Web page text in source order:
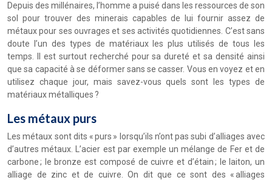
Depuis des millénaires, l’homme a puisé dans les ressources de son
sol pour trouver des minerais capables de lui fournir assez de
métaux pour ses ouvrages et ses activités quotidiennes. C’est sans
doute l’un des types de matériaux les plus utilisés de tous les
temps. Il est surtout recherché pour sa dureté et sa densité ainsi
que sa capacité à se déformer sans se casser. Vous en voyez et en
utilisez chaque jour, mais savez-vous quels sont les types de
matériaux métalliques ?
Les métaux purs
Les métaux sont dits « purs » lorsqu’ils n’ont pas subi d’alliages avec
d’autres métaux. L’acier est par exemple un mélange de Fer et de
carbone ; le bronze est composé de cuivre et d’étain ; le laiton, un
alliage de zinc et de cuivre. On dit que ce sont des « alliages